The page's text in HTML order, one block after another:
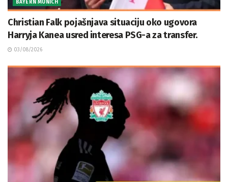
BAYERN MUNICH
Christian Falk pojašnjava situaciju oko ugovora
Harryja Kanea usred interesa PSG-a za transfer.
03/08/2026